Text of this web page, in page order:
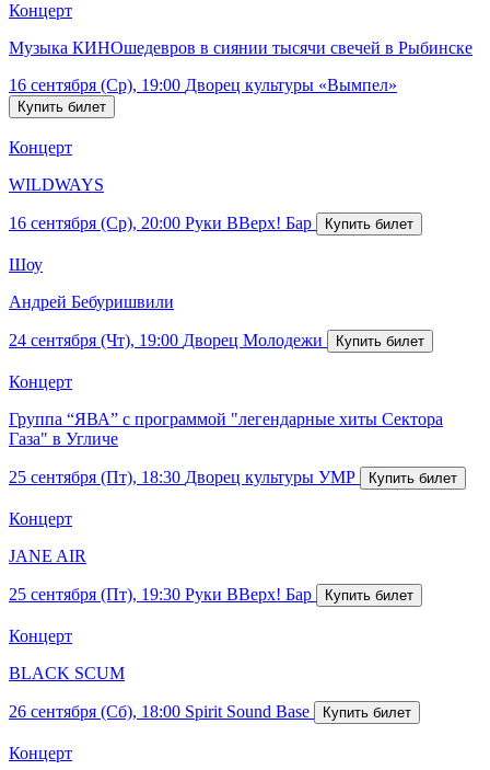
Концерт
Музыка КИНОшедевров в сиянии тысячи свечей в Рыбинске
16 сентября (Ср), 19:00 Дворец культуры «Вымпел»
Концерт
WILDWAYS
16 сентября (Ср), 20:00 Руки ВВерх! Бар
Шоу
Андрей Бебуришвили
24 сентября (Чт), 19:00 Дворец Молодежи
Концерт
Группа “ЯВА” с программой "легендарные хиты Сектора
Газа" в Угличе
25 сентября (Пт), 18:30 Дворец культуры УМР
Концерт
JANE AIR
25 сентября (Пт), 19:30 Руки ВВерх! Бар
Концерт
BLACK SCUM
26 сентября (Сб), 18:00 Spirit Sound Base
Концерт